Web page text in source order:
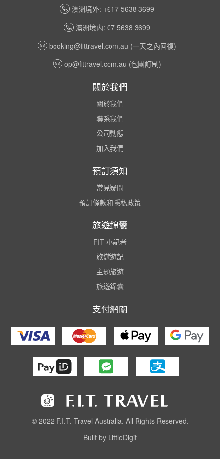
澳洲境外: +617 5638 3699
澳洲境内: 07 5638 3699
booking@fittravel.com.au (一天之內回復)
op@fittravel.com.au (包團訂制)
關於我們
關於我們
聯系我們
公司動態
加入我們
預訂須知
常見疑問
預訂條款和隱私政策
旅遊錦囊
FIT 小記者
旅遊遊記
主題旅遊
旅遊錦囊
支付網關
© 2022 F.I.T. Travel Australia. All Rights Reserved.
Built by LittleDigit